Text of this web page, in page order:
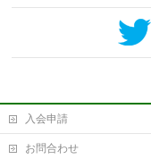
入会申請
お問合わせ